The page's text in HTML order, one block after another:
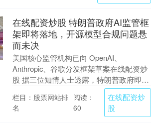
在线配资炒股 特朗普政府AI监管框
架即将落地，开源模型合规问题悬
而未决
美国核心监管机构已向 OpenAI、
Anthropic、谷歌分发框架草案在线配资炒
股 据三位知情人士透露，特朗普政府即将
敲定一套自愿性监管框架：要求 AI 企业....
栏目：股票网站排
名
阅读：
60
在线配资炒
股